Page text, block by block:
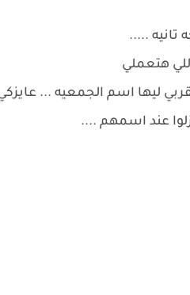
تانيه .....
هتعملي
ليها اسم الجمعيه ...
عند اسمهم ....